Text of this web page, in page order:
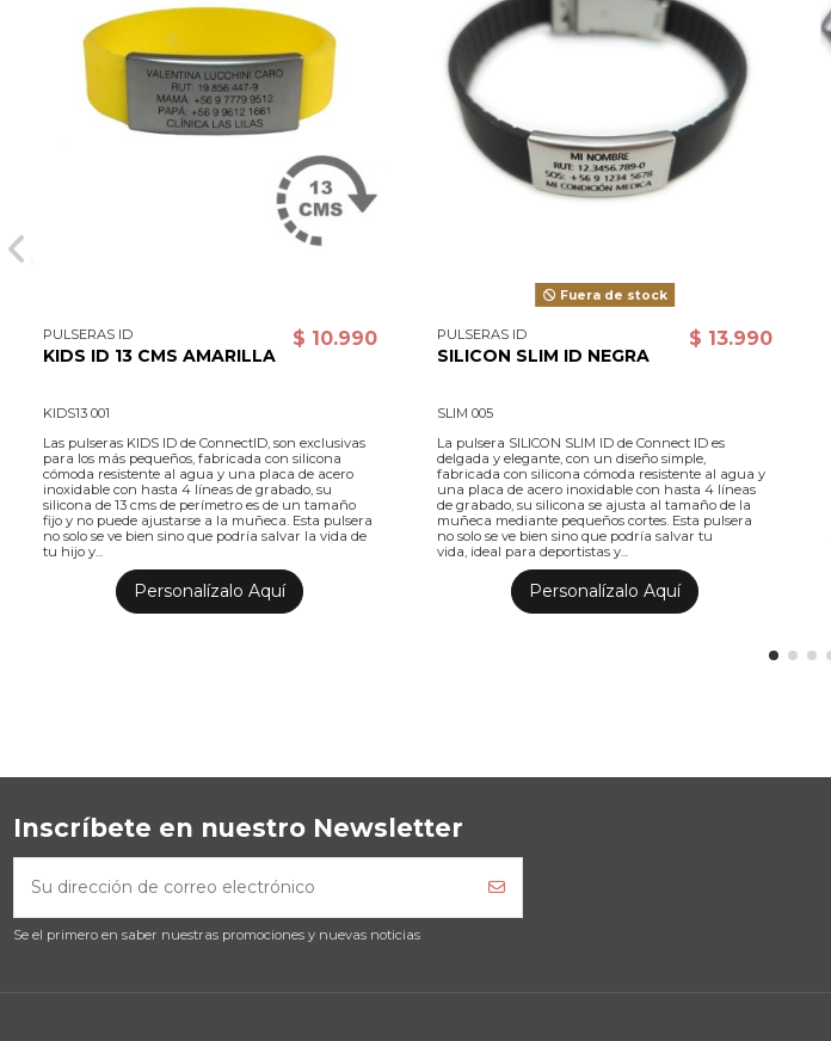
PULSERAS ID
KIDS ID 13 CMS AMARILLA
KIDS13 001
$ 10.990
Las pulseras KIDS ID de ConnectID, son exclusivas
para los más pequeños, fabricada con silicona
cómoda resistente al agua y una placa de acero
inoxidable con hasta 4 líneas de grabado, su
silicona de 13 cms de perímetro es de un tamaño
fijo y no puede ajustarse a la muñeca. Esta pulsera
no solo se ve bien sino que podría salvar la vida de
tu hijo y...
Personalízalo Aquí
Fuera de stock
PULSERAS ID
SILICON SLIM ID NEGRA
SLIM 005
$ 13.990
La pulsera SILICON SLIM ID de Connect ID es
delgada y elegante, con un diseño simple,
fabricada con silicona cómoda resistente al agua y
una placa de acero inoxidable con hasta 4 líneas
de grabado, su silicona se ajusta al tamaño de la
muñeca mediante pequeños cortes. Esta pulsera
no solo se ve bien sino que podría salvar tu
vida, ideal para deportistas y...
Personalízalo Aquí
Inscríbete en nuestro Newsletter
Se el primero en saber nuestras promociones y nuevas noticias